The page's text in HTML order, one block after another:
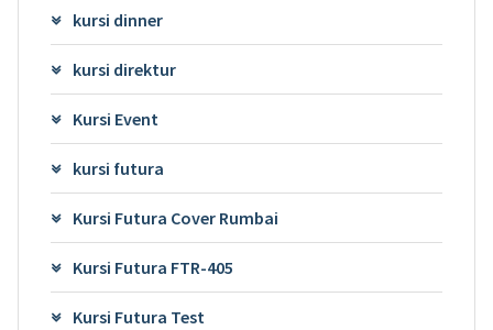
kursi dinner
kursi direktur
Kursi Event
kursi futura
Kursi Futura Cover Rumbai
Kursi Futura FTR-405
Kursi Futura Test